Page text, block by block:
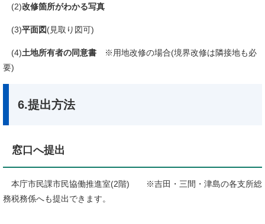
(2)改修箇所がわかる写真
(3)平面図(見取り図可)
(4)土地所有者の同意書
※用地改修の場合(境界改修は隣接地も必
要)
6.提出方法
窓口へ提出
本庁市民課市民協働推進室(2階)
※吉田・三間・津島の各支所総
務税務係へも提出できます。